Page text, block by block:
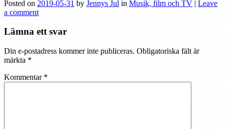
Posted on 2019-05-31 by Jennys Jul in Musik, film och TV | Leave
a comment
Lämna ett svar
Din e-postadress kommer inte publiceras. Obligatoriska fält är
märkta *
Kommentar *